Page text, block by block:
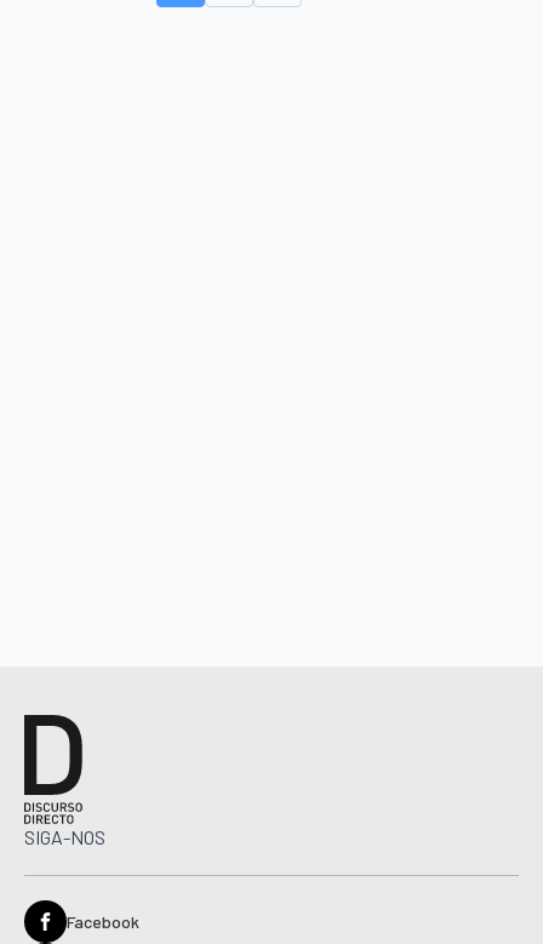
SIGA-NOS
Facebook